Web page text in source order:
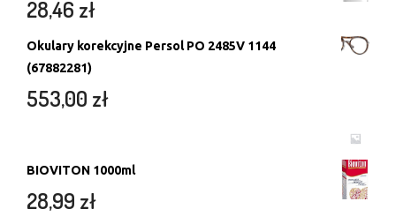
28,46 zł
Okulary korekcyjne Persol PO 2485V 1144
(67882281)
553,00 zł
BIOVITON 1000ml
28,99 zł